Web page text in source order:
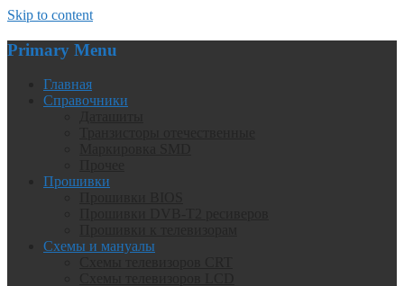
Skip to content
Primary Menu
Главная
Справочники
Прошивки
Схемы и мануалы